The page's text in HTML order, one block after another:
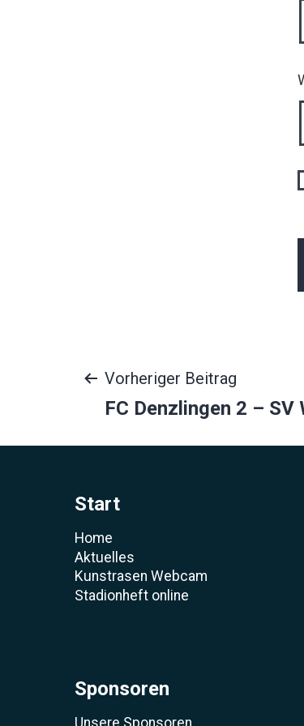
Vorheriger Beitrag
FC Denzlingen 2 –
Start
Home
Aktuelles
Kunstrasen Webcam
Stadionheft online
Sponsoren
Unsere Sponsoren